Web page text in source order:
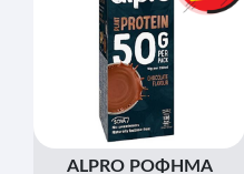
ALPRO ΡΟΦΗΜΑ